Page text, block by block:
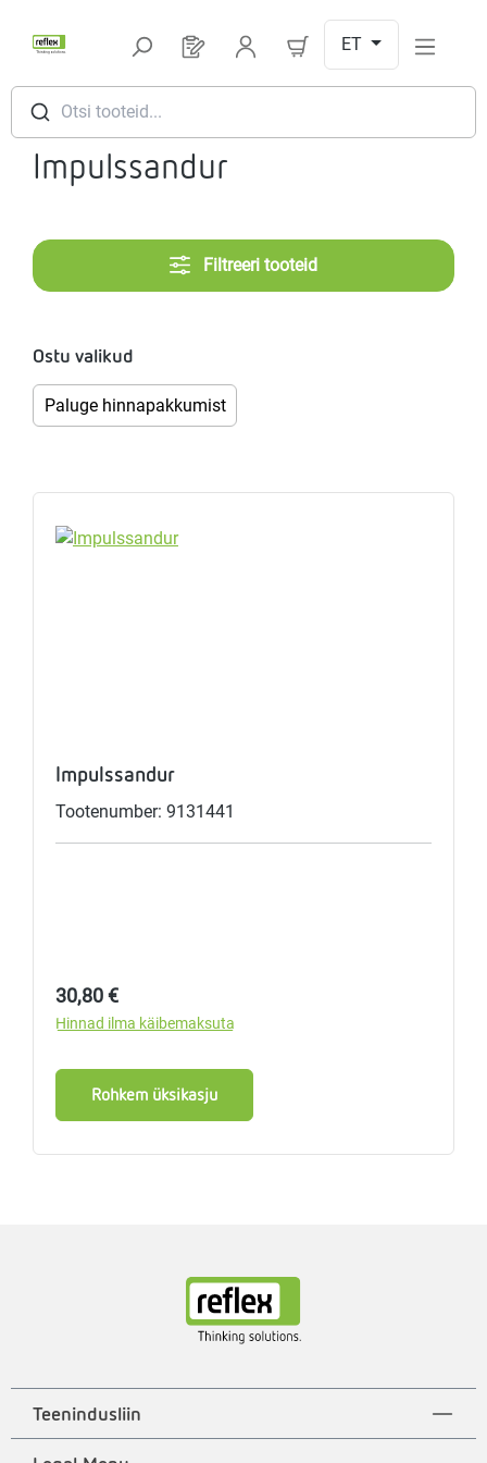
Otsi tooteid...
Sul on 0 toodet soovinimekirjas
ET
Impulssandur
Filtreeri tooteid
Ostu valikud
Paluge hinnapakkumist
Impulssandur
Tootenumber: 9131441
Tavahind:
30,80 €
Hinnad ilma käibemaksuta
Rohkem üksikasju
Teenindusliin